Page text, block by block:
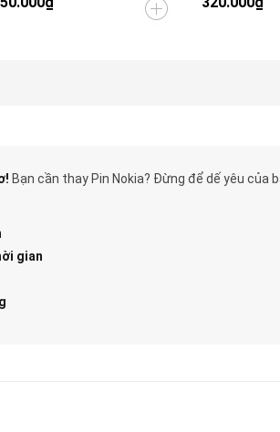
Bạn cần thay Pin Nokia? Đừng để dế yêu của
gian